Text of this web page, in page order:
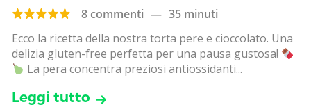
8 commenti — 35 minuti
Ecco la ricetta della nostra torta pere e cioccolato. Una
delizia gluten-free perfetta per una pausa gustosa!
La pera concentra preziosi antiossidanti...
Leggi tutto